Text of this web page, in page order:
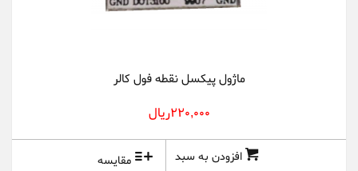
ماژول پیکسل نقطه فول کالر
220,000ريال
افزودن به سبد مقایسه